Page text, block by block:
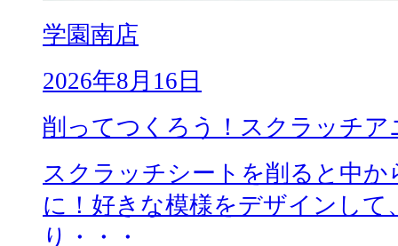
学園南店
2026年8月16日
削ってつくろう！スクラッチア
スクラッチシートを削ると中
に！好きな模様をデザインし
り・・・